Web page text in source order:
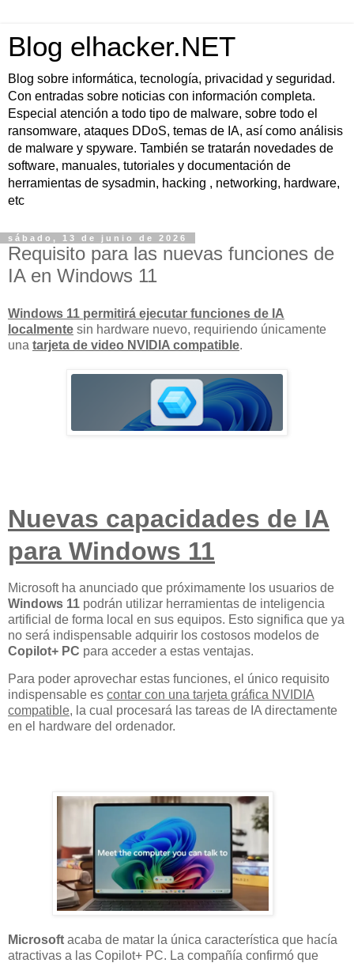
Blog elhacker.NET
Blog sobre informática, tecnología, privacidad y seguridad.
Con entradas sobre noticias con información completa.
Especial atención a todo tipo de malware, sobre todo el
ransomware, ataques DDoS, temas de IA, así como análisis
de malware y spyware. También se tratarán novedades de
software, manuales, tutoriales y documentación de
herramientas de sysadmin, hacking , networking, hardware,
etc
sábado, 13 de junio de 2026
Requisito para las nuevas funciones de
IA en Windows 11
Windows 11 permitirá ejecutar funciones de IA
localmente sin hardware nuevo, requiriendo únicamente
una tarjeta de video NVIDIA compatible.
Nuevas capacidades de IA
para Windows 11
Microsoft ha anunciado que próximamente los usuarios de
Windows 11 podrán utilizar herramientas de inteligencia
artificial de forma local en sus equipos. Esto significa que ya
no será indispensable adquirir los costosos modelos de
Copilot+ PC para acceder a estas ventajas.
Para poder aprovechar estas funciones, el único requisito
indispensable es contar con una tarjeta gráfica NVIDIA
compatible, la cual procesará las tareas de IA directamente
en el hardware del ordenador.
Microsoft acaba de matar la única característica que hacía
atractivas a las Copilot+ PC. La compañía confirmó que